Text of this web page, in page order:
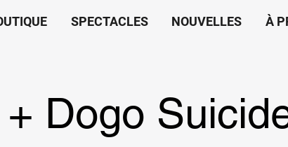
SPECTACLES NOUVELLES À
Dogo